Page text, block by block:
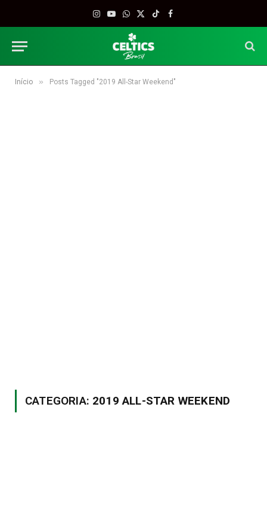
Instagram
YouTube
WhatsApp
X
TikTokFacebook
Início » Posts Tagged "2019 All-Star Weekend"
CATEGORIA: 2019 ALL-STAR WEEKEND